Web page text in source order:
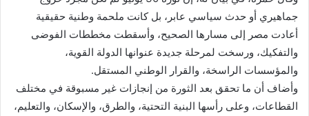
جماهيري أو حدث سياسي عابر، بل كانت ملحمة وطنية حقيقية
أعادت مصر إلى مسارها الصحيح، وأسقطت مخططات الفوضى
والتفكيك، ورسخت لمرحلة جديدة عنوانها الدولة القوية،
والمؤسسات الراسخة، والقرار الوطني المستقل.
وأضاف أن ما تحقق بعد الثورة من إنجازات غير مسبوقة في مختلف
القطاعات، وعلى رأسها البنية التحتية، والطرق، والإسكان، والتعليم،